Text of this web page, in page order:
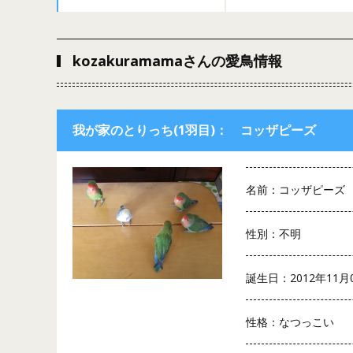
kozakuramamaさんの愛鳥情報
我が家のとりっち(1羽目)： コッザピーズ
名前：コッザピーズ
性別：不明
誕生日：2012年11月
性格：なつっこい